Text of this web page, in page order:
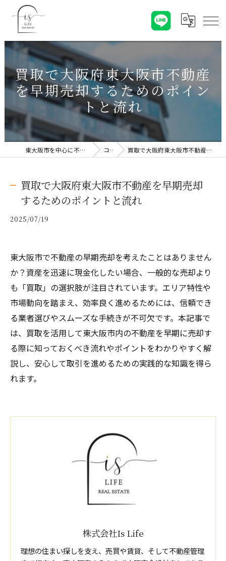
買取で大阪府東大阪市不動産
を早期売却するためのポイン
トと流れ
東大阪市を中心に不動産売却なら株式会社Is Life コラム 買取で大阪府東大阪市不動産を早期売却するためのポイントと流れ
買取で大阪府東大阪市不動産を早期売却
するためのポイントと流れ
2025/07/19
東大阪市で不動産の早期売却を考えたことはありません
か？資産を迅速に現金化したい場合、一般的な売却より
も「買取」の選択肢が注目されています。エリア特性や
市場動向を踏まえ、効率良く進めるためには、信頼でき
る業者選びやスムーズな手続きが不可欠です。本記事で
は、買取を活用して東大阪市内の不動産を早期に売却す
る際に知っておくべき流れやポイントをわかりやすく解
説し、安心して取引を進めるための実践的な知識を得ら
れます。
株式会社Is Life
理想の住まい探しを支え、売買や賃貸、そして不動産管理